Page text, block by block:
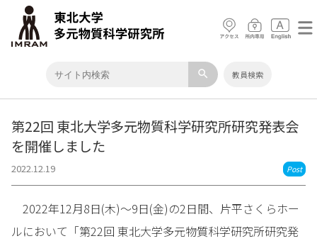
search 教員検索
第22回 東北大学多元物質科学研究所研究発表会
を開催しました
2022.12.19 Post
2022年12月8日(木)～9日(金)の2日間、片平さくらホー
ルにおいて「第22回 東北大学多元物質科学研究所研究発